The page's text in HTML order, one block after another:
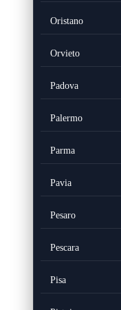
Oristano
Orvieto
Padova
Palermo
Parma
Pavia
Pesaro
Pescara
Pisa